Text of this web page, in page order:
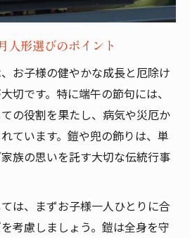
人形選びのポイント
お子様の健やかな成長と厄除け
切です。特に端午の節句には、
の役割を果たし、病気や災厄か
ています。鎧や兜の飾りは、単
族の思いを託す大切な伝統行事
は、まずお子様一人ひとりに合
考慮しましょう。鎧は全身を守